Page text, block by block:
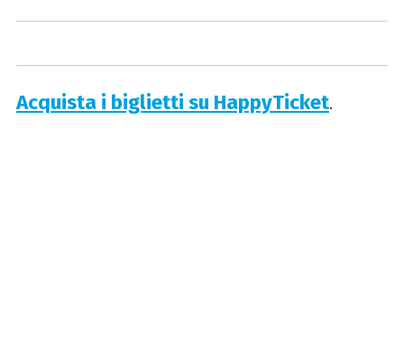
Acquista i biglietti su HappyTicket.